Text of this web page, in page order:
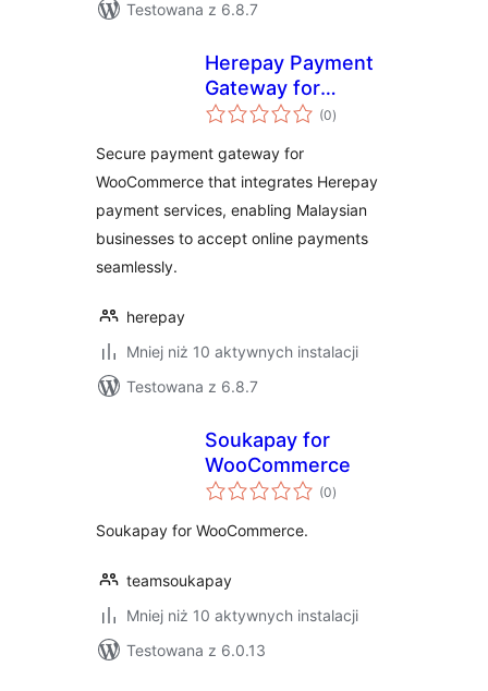
Testowana z 6.8.7
Herepay Payment
Gateway for
WooCommerce
(0wszystkich
ocen
)
Secure payment gateway for
WooCommerce that integrates Herepay
payment services, enabling Malaysian
businesses to accept online payments
seamlessly.
herepay
Mniej niż 10 aktywnych instalacji
Testowana z 6.8.7
Soukapay for
WooCommerce
(0wszystkich
ocen
)
Soukapay for WooCommerce.
teamsoukapay
Mniej niż 10 aktywnych instalacji
Testowana z 6.0.13